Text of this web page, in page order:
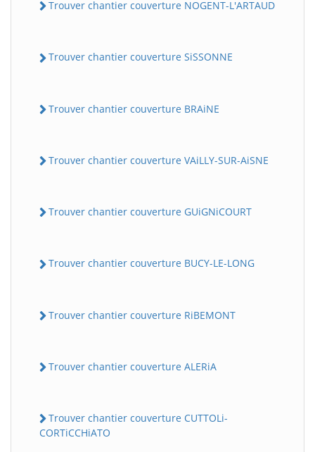
Trouver chantier couverture NOGENT-L'ARTAUD
Trouver chantier couverture SiSSONNE
Trouver chantier couverture BRAiNE
Trouver chantier couverture VAiLLY-SUR-AiSNE
Trouver chantier couverture GUiGNiCOURT
Trouver chantier couverture BUCY-LE-LONG
Trouver chantier couverture RiBEMONT
Trouver chantier couverture ALERiA
Trouver chantier couverture CUTTOLi-
CORTiCCHiATO